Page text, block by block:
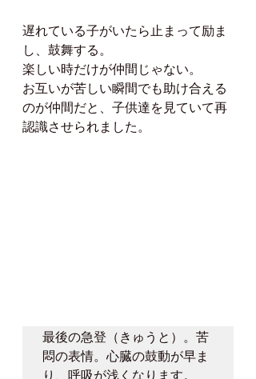
遅れている子がいたら止まって励ま
し、鼓舞する。
楽しい時だけが仲間じゃない。
お互いが苦しい瞬間でも助け合える
のが仲間だと、子供達を見ていて再
認識させられました。
最後の急登（きゅうと）。苦
悶の表情。心臓の鼓動が早ま
り、呼吸が浅くなります。